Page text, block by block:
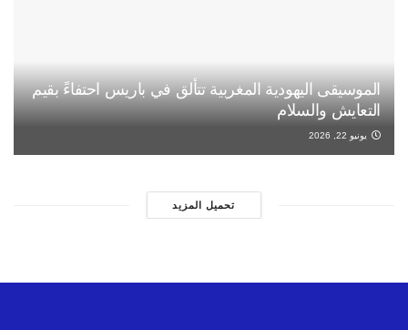
الموسيقى اليهودية المغربية تتألق في باريس احتفاءً بقيم
التعايش والسلام
يونيو 22, 2026
تحميل المزيد